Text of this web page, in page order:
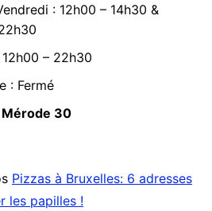
: 12h00 – 14h30 &
– 22h30
: Fermé
30
Pizzas à Bruxelles: 6 adresses
les papilles !